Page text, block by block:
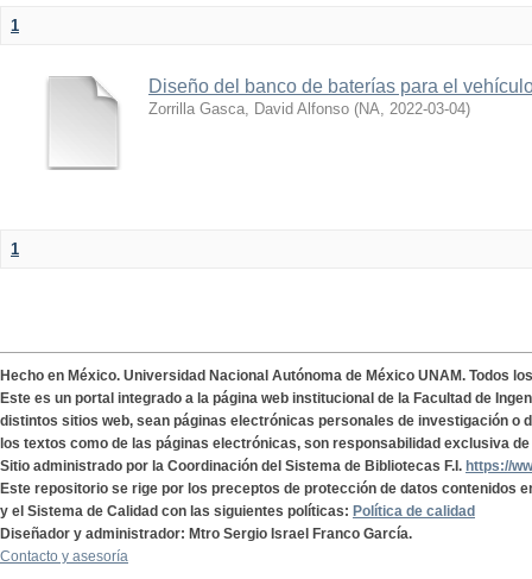
1
Diseño del banco de baterías para el
Zorrilla Gasca, David Alfonso (NA, 2022-03-04)
1
Hecho en México. Universidad Nacional Autónoma de México UNAM. Todos
Este es un portal integrado a la página web institucional de la Facultad de
distintos sitios web, sean páginas electrónicas personales de investigación o
los textos como de las páginas electrónicas, son responsabilidad exclusiva
Sitio administrado por la Coordinación del Sistema de Bibliotecas F.I. https://
Este repositorio se rige por los preceptos de protección de datos contenidos
y el Sistema de Calidad con las siguientes políticas: Política de calidad
Diseñador y administrador: Mtro Sergio Israel Franco García.
Contacto y asesoría